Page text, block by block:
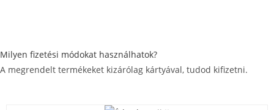
Milyen fizetési módokat használhatok?
A megrendelt termékeket kizárólag kártyával, tudod kifizetni.